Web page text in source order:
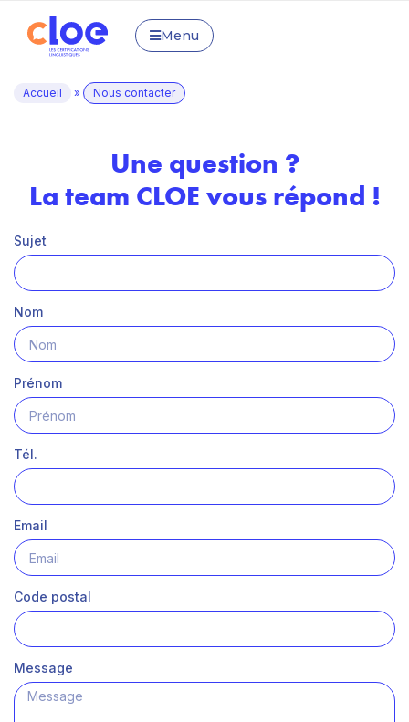
Menu
Accueil » Nous contacter
Une question ?
La team CLOE vous répond !
Sujet
Nom
Prénom
Tél.
Email
Code postal
Message